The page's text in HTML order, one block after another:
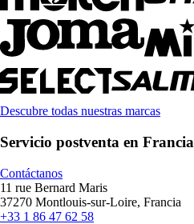
Descubre todas nuestras marcas
Servicio postventa en Francia
Contáctanos
11 rue Bernard Maris
37270 Montlouis-sur-Loire, Francia
+33 1 86 47 62 58